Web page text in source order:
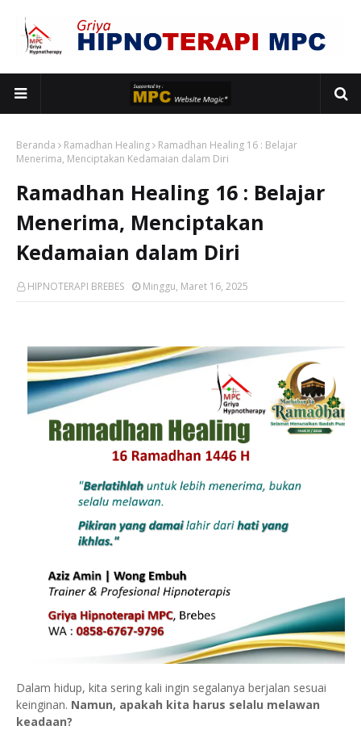
Beranda Ramadhan Healing
Ramadhan Healing 16 : Belajar
Menerima, Menciptakan Kedamaian dalam Diri
Ramadhan Healing 16 : Belajar
Menerima, Menciptakan
Kedamaian dalam Diri
HIPNOTERAPI BREBES Minggu, Maret 16, 2025
Dalam hidup, kita sering kali ingin segalanya berjalan sesuai
keinginan. Namun, apakah kita harus selalu melawan
keadaan?